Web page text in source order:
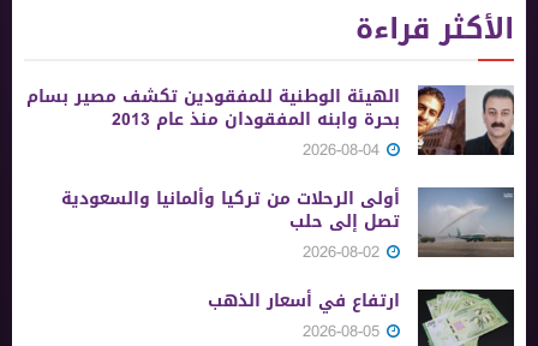
الأكثر قراءة
الهيئة الوطنية للمفقودين تكشف مصير بسام
بحرة وابنه المفقودان منذ عام 2013
أولى الرحلات من ‏تركيا وألمانيا والسعودية
تصل إلى حلب
ارتفاع في أسعار الذهب